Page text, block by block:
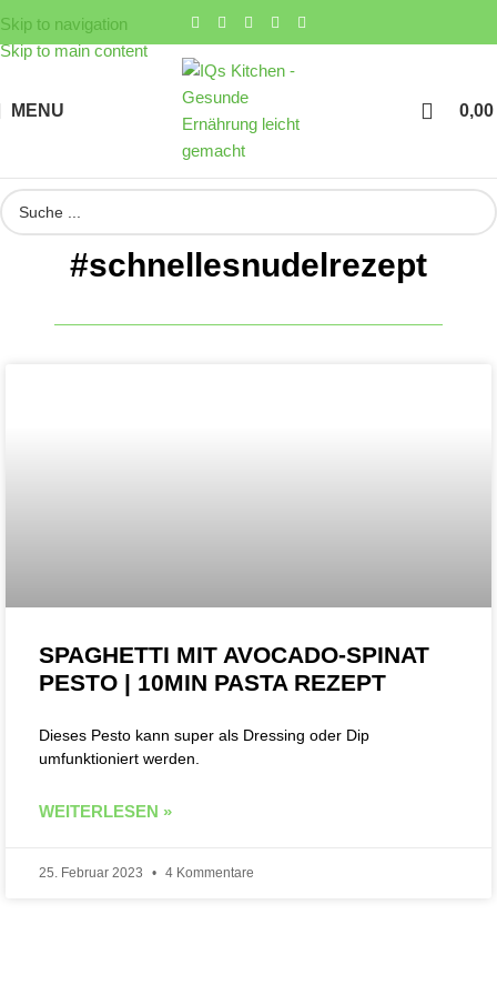
Skip to navigation
Skip to main content
MENU 0,00
#schnellesnudelrezept
SPAGHETTI MIT AVOCADO-SPINAT
PESTO | 10MIN PASTA REZEPT
Dieses Pesto kann super als Dressing oder Dip
umfunktioniert werden.
WEITERLESEN »
25. Februar 2023 4 Kommentare